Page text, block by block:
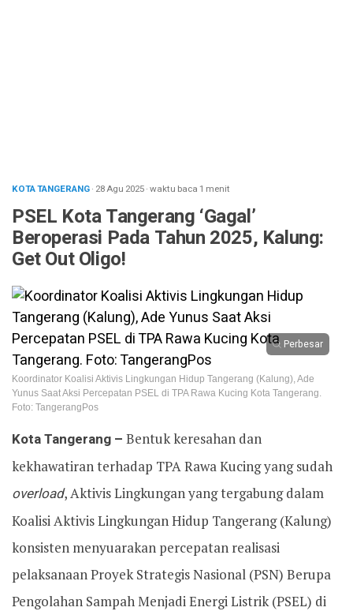
KOTA TANGERANG· 28 Agu 2025·waktu baca 1 menit
PSEL Kota Tangerang ‘Gagal’
Beroperasi Pada Tahun 2025, Kalung:
Get Out Oligo!
Perbesar
Koordinator Koalisi Aktivis Lingkungan Hidup Tangerang (Kalung), Ade
Yunus Saat Aksi Percepatan PSEL di TPA Rawa Kucing Kota Tangerang.
Foto: TangerangPos
Kota Tangerang – Bentuk keresahan dan
kekhawatiran terhadap TPA Rawa Kucing yang sudah
overload, Aktivis Lingkungan yang tergabung dalam
Koalisi Aktivis Lingkungan Hidup Tangerang (Kalung)
konsisten menyuarakan percepatan realisasi
pelaksanaan Proyek Strategis Nasional (PSN) Berupa
Pengolahan Sampah Menjadi Energi Listrik (PSEL) di